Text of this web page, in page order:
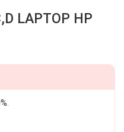
LAPTOP HP